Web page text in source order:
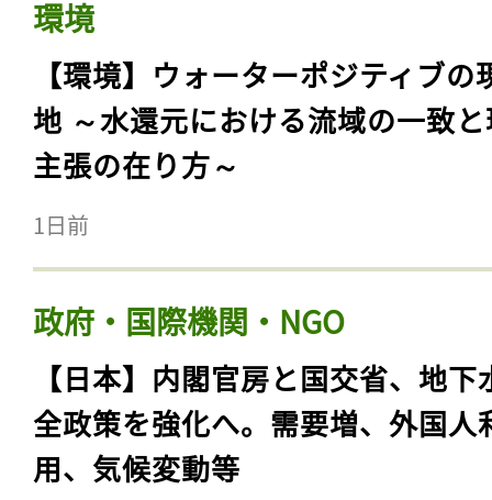
環境
【環境】ウォーターポジティブの
地 ～水還元における流域の一致
主張の在り方～
1日前
政府・国際機関・NGO
【日本】内閣官房と国交省、地下
全政策を強化へ。需要増、外国人
用、気候変動等